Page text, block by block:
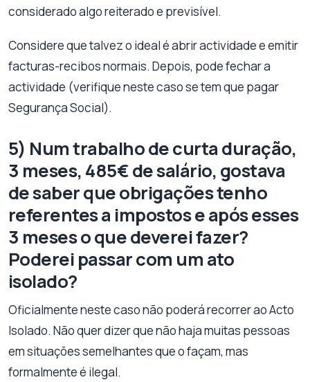
considerado algo reiterado e previsível.
Considere que talvez o ideal é abrir actividade e emitir
facturas-recibos normais. Depois, pode fechar a
actividade (verifique neste caso se tem que pagar
Segurança Social).
5) Num trabalho de curta duração,
3 meses, 485€ de salário, gostava
de saber que obrigações tenho
referentes a impostos e após esses
3 meses o que deverei fazer?
Poderei passar com um ato
isolado?
Oficialmente neste caso não poderá recorrer ao Acto
Isolado. Não quer dizer que não haja muitas pessoas
em situações semelhantes que o façam, mas
formalmente é ilegal.